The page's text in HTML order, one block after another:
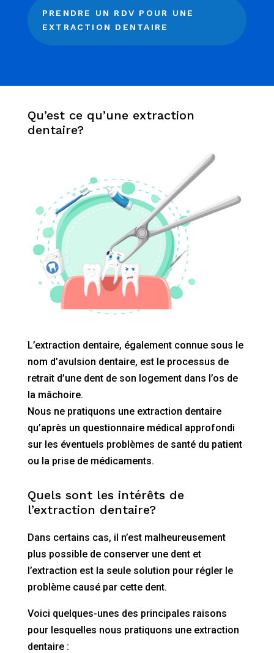
PRENDRE UN RDV POUR UNE
EXTRACTION DENTAIRE
Qu’est ce qu’une extraction
dentaire?
L’extraction dentaire, également connue sous le
nom d’avulsion dentaire, est le processus de
retrait d’une dent de son logement dans l’os de
la mâchoire.
Nous ne pratiquons une extraction dentaire
qu’après un questionnaire médical approfondi
sur les éventuels problèmes de santé du patient
ou la prise de médicaments.
Quels sont les intérêts de
l’extraction dentaire?
Dans certains cas, il n’est malheureusement
plus possible de conserver une dent et
l’extraction est la seule solution pour régler le
problème causé par cette dent.
Voici quelques-unes des principales raisons
pour lesquelles nous pratiquons une extraction
dentaire :